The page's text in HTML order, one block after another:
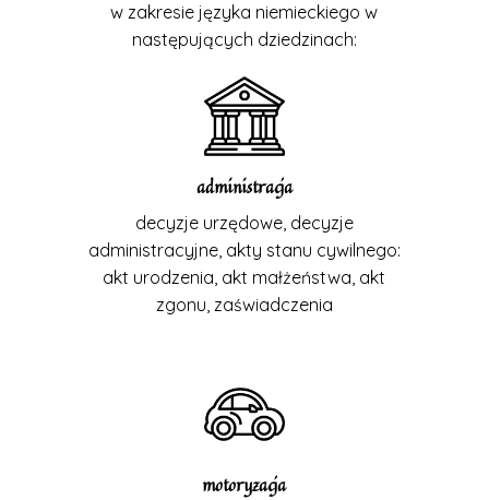
w zakresie języka niemieckiego w
następujących dziedzinach:
administracja
decyzje urzędowe, decyzje
administracyjne, akty stanu cywilnego:
akt urodzenia, akt małżeństwa, akt
zgonu, zaświadczenia
motoryzacja